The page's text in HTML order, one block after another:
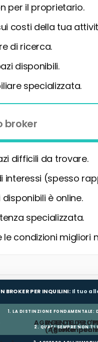
per il proprietario.
costi della tua
di ricerca.
disponibili.
specializzata.
broker
difficili da trovare.
interessi (spesso
disponibili è online.
specializzata.
le condizioni migliori
BROKER PER INQUILINI: Il tuo
1. LA DISTINZIONE FONDAMENTALE:
AGENTE DEL
(Agente
AGENTE
(Broker per
2. QUASI SEMPRE NON TI